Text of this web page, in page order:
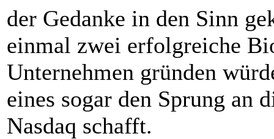
der Gedanke in den Sinn
einmal zwei erfolgreiche
Unternehmen gründen
eines sogar den Sprung an
Nasdaq schafft.